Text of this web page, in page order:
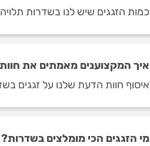
כמות הזגגים שיש לנו בשדרות תלויה ביום
איך המקצוענים מאמתים את
איסוף חוות הדעת שלנו על זגגים
מי הזגגים הכי מומלצים בשדרות?